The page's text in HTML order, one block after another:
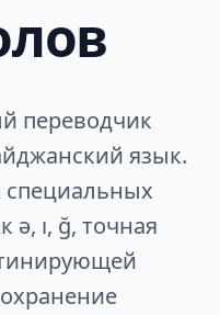
переводчик
язык.
ə, ı, ğ, точная